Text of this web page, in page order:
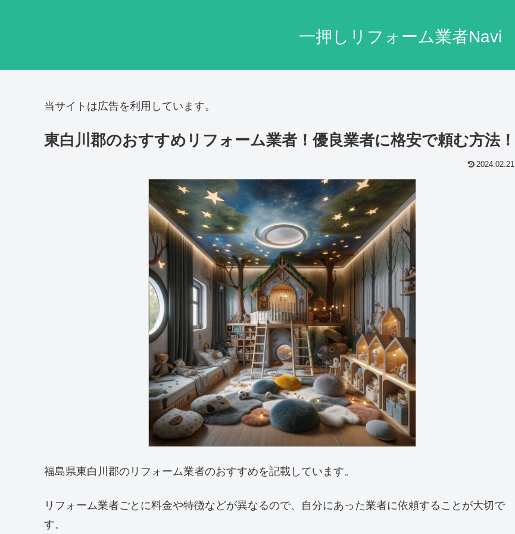
一押しリフォーム業者Navi
当サイトは広告を利用しています。
東白川郡のおすすめリフォーム業者！優良業者に格安で頼む方法！
2024.02.21
福島県東白川郡のリフォーム業者のおすすめを記載しています。
リフォーム業者ごとに料金や特徴などが異なるので、自分にあった業者に依頼することが大切で
す。